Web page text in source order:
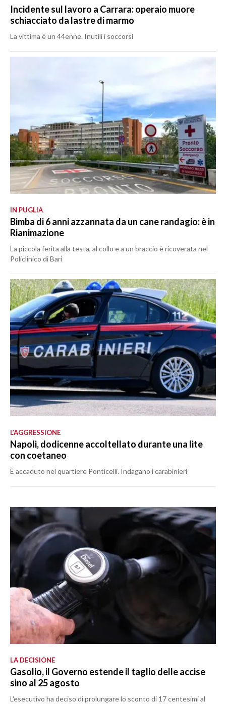
Incidente sul lavoro a Carrara: operaio muore
schiacciato da lastre di marmo
La vittima è un 44enne. Inutili i soccorsi
IN PUGLIA
Bimba di 6 anni azzannata da un cane randagio: è in
Rianimazione
La piccola ferita alla testa, al collo e a un braccio è ricoverata nel
Policlinico di Bari
L’AGGRESSIONE
Napoli, dodicenne accoltellato durante una lite
con coetaneo
È accaduto nel quartiere Ponticelli. Indagano i carabinieri
LA DECISIONE
Gasolio, il Governo estende il taglio delle accise
sino al 25 agosto
L'esecutivo ha deciso di prolungare lo sconto di 17 centesimi al